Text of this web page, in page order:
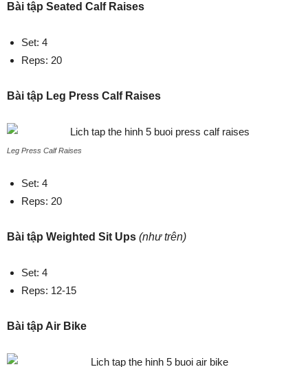
Bài tập Seated Calf Raises
Set: 4
Reps: 20
Bài tập Leg Press Calf Raises
Leg Press Calf Raises
Set: 4
Reps: 20
Bài tập Weighted Sit Ups (như trên)
Set: 4
Reps: 12-15
Bài tập Air Bike